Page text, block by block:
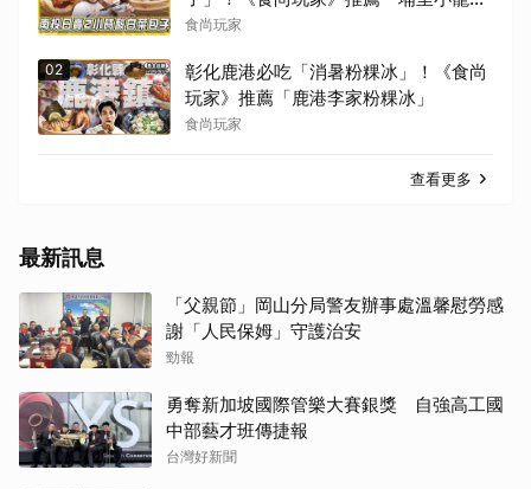
包」
食尚玩家
02
彰化鹿港必吃「消暑粉粿冰」！《食尚
玩家》推薦「鹿港李家粉粿冰」
食尚玩家
查看更多
最新訊息
「父親節」岡山分局警友辦事處溫馨慰勞感
謝「人民保姆」守護治安
勁報
勇奪新加坡國際管樂大賽銀獎 自強高工國
中部藝才班傳捷報
台灣好新聞